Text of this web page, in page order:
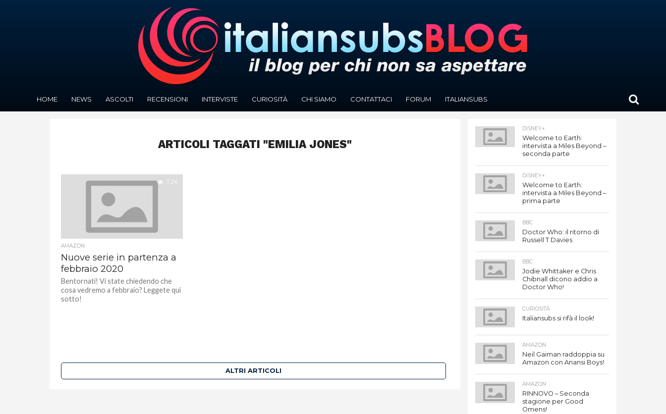
HOME NEWS ASCOLTI RECENSIONI INTERVISTE CURIOSITÀ CHI SIAMO CONTATTACI FORUM ITALIANSUBS
ARTICOLI TAGGATI "EMILIA JONES"
7.2K
AMAZON
Nuove serie in partenza a
febbraio 2020
Bentornati! Vi state chiedendo che
cosa vedremo a febbraio? Leggete qui
sotto!
ALTRI ARTICOLI
DISNEY+
Welcome to Earth:
intervista a Miles Beyond –
seconda parte
DISNEY+
Welcome to Earth:
intervista a Miles Beyond –
prima parte
BBC
Doctor Who: il ritorno di
Russell T Davies
BBC
Jodie Whittaker e Chris
Chibnall dicono addio a
Doctor Who!
CURIOSITÀ
Italiansubs si rifà il look!
AMAZON
Neil Gaiman raddoppia su
Amazon con Anansi Boys!
AMAZON
RINNOVO – Seconda
stagione per Good
Omens!